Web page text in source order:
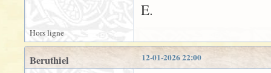
E.
Hors ligne
12-01-2026 22:00
Beruthiel